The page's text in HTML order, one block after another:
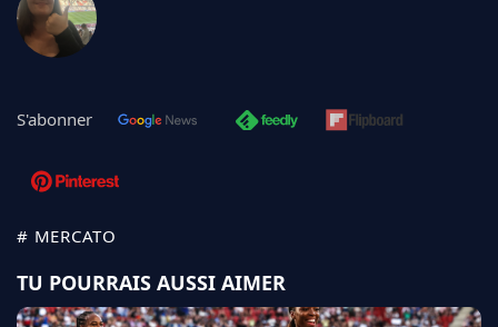
S'abonner
# MERCATO
TU POURRAIS AUSSI AIMER